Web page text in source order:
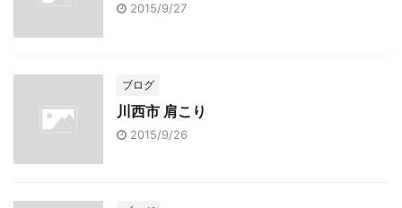
2015/9/27
ブログ
川西市 肩こり
2015/9/26